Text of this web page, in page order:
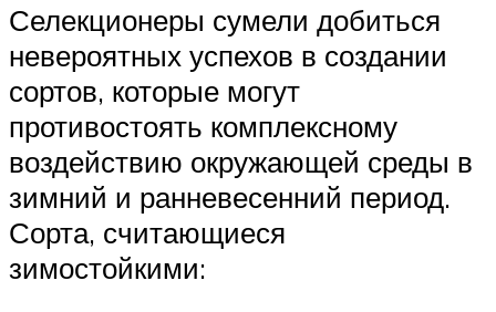
Селекционеры сумели добиться
невероятных успехов в создании
сортов, которые могут
противостоять комплексному
воздействию окружающей среды в
зимний и ранневесенний период.
Сорта, считающиеся
зимостойкими: